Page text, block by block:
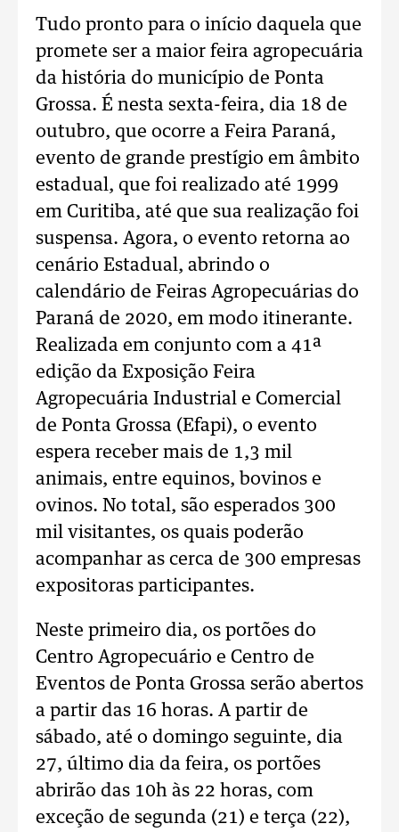
Tudo pronto para o início daquela que
promete ser a maior feira agropecuária
da história do município de Ponta
Grossa. É nesta sexta-feira, dia 18 de
outubro, que ocorre a Feira Paraná,
evento de grande prestígio em âmbito
estadual, que foi realizado até 1999
em Curitiba, até que sua realização foi
suspensa. Agora, o evento retorna ao
cenário Estadual, abrindo o
calendário de Feiras Agropecuárias do
Paraná de 2020, em modo itinerante.
Realizada em conjunto com a 41ª
edição da Exposição Feira
Agropecuária Industrial e Comercial
de Ponta Grossa (Efapi), o evento
espera receber mais de 1,3 mil
animais, entre equinos, bovinos e
ovinos. No total, são esperados 300
mil visitantes, os quais poderão
acompanhar as cerca de 300 empresas
expositoras participantes.
Neste primeiro dia, os portões do
Centro Agropecuário e Centro de
Eventos de Ponta Grossa serão abertos
a partir das 16 horas. A partir de
sábado, até o domingo seguinte, dia
27, último dia da feira, os portões
abrirão das 10h às 22 horas, com
exceção de segunda (21) e terça (22),